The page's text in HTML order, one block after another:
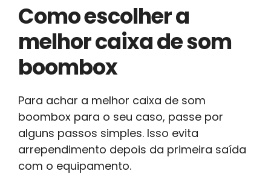
Como escolher a
melhor caixa de som
boombox
Para achar a melhor caixa de som
boombox para o seu caso, passe por
alguns passos simples. Isso evita
arrependimento depois da primeira saída
com o equipamento.